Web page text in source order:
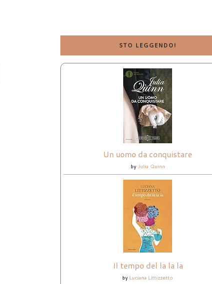
STO LEGGENDO!
Un uomo da conquistare
by Julia Quinn
Il tempo del la la la
by Luciana Littizzetto